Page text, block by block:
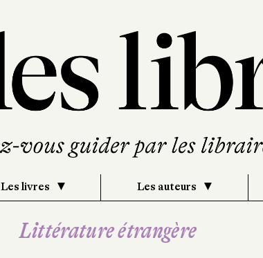
Les livres Les auteurs
Littérature étrangère